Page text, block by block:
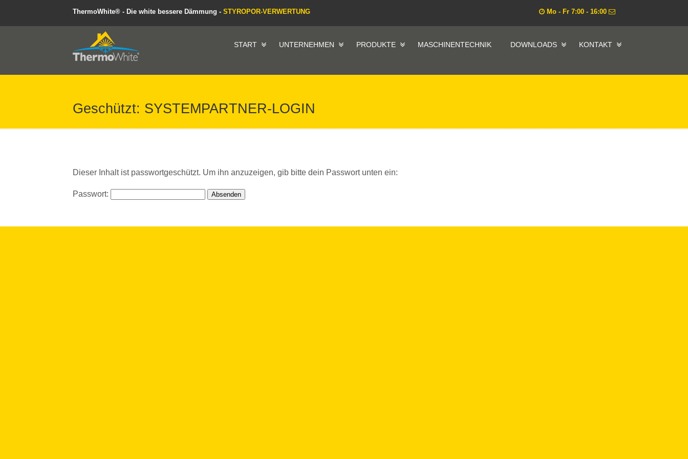
ThermoWhite® - Die white bessere Dämmung - STYROPOR-VERWERTUNG Mo - Fr 7:00 - 16:00
START UNTERNEHMEN PRODUKTE MASCHINENTECHNIK DOWNLOADS KONTAKT
Geschützt: SYSTEMPARTNER-LOGIN
Dieser Inhalt ist passwortgeschützt. Um ihn anzuzeigen, gib bitte dein Passwort unten ein:
Passwort: